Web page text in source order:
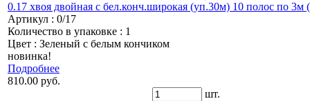
0.17 хвоя двойная с бел.конч.широкая (уп.30м) 10 полос по 3м
Артикул : 0/17
Количество в упаковке : 1
Цвет : Зеленый с белым кончиком
новинка!
Подробнее
810.00 руб.
шт.